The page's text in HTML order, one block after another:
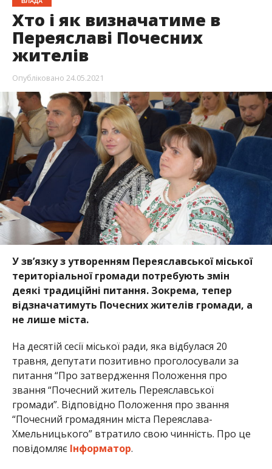
Хто і як визначатиме в
Переяславі Почесних
жителів
Опубліковано 24.05.2021
У зв’язку з утворенням Переяславської міської
територіальної громади потребують змін
деякі традиційні питання. Зокрема, тепер
відзначатимуть Почесних жителів громади, а
не лише міста.
На десятій сесії міської ради, яка відбулася 20
травня, депутати позитивно проголосували за
питання “Про затвердження Положення про
звання “Почесний житель Переяславської
громади”. Відповідно Положення про звання
“Почесний громадянин міста Переяслава-
Хмельницького” втратило свою чинність. Про це
повідомляє Інформатор.